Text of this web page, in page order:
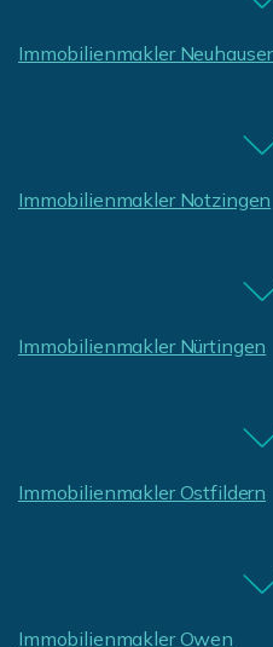
Immobilienmakler
Immobilienmakler Notzingen
Immobilienmakler Nürtingen
Immobilienmakler Ostfildern
Immobilienmakler Owen